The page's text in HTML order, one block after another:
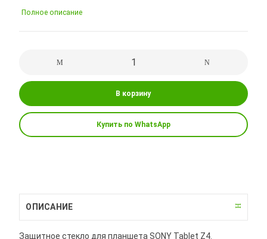
Полное описание
В корзину
Купить по WhatsApp
ОПИСАНИЕ
Защитное стекло для планшета SONY Tablet Z4.